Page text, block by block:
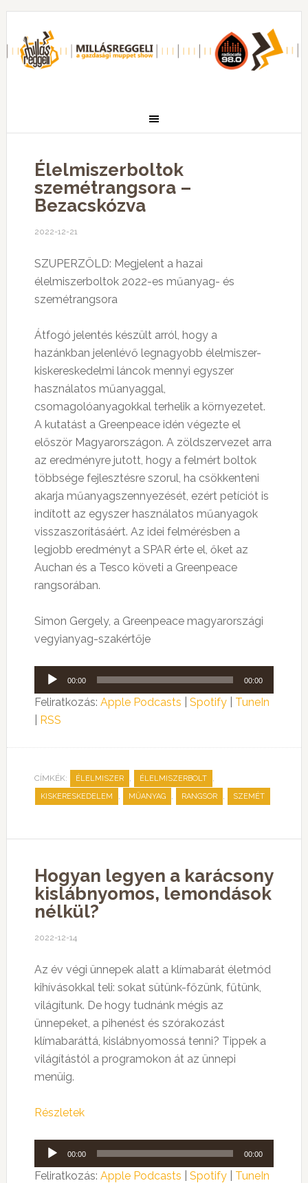
Élelmiszerboltok
szemétrangsora –
Bezacskózva
2022-12-21
SZUPERZÖLD: Megjelent a hazai
élelmiszerboltok 2022-es műanyag- és
szemétrangsora
Átfogó jelentés készült arról, hogy a
hazánkban jelenlévő legnagyobb élelmiszer-
kiskereskedelmi láncok mennyi egyszer
használatos műanyaggal,
csomagolóanyagokkal terhelik a környezetet.
A kutatást a Greenpeace idén végezte el
először Magyarországon. A zöldszervezet arra
az eredményre jutott, hogy a felmért boltok
többsége fejlesztésre szorul, ha csökkenteni
akarja műanyagszennyezését, ezért petíciót is
indított az egyszer használatos műanyagok
visszaszorításáért. Az idei felmérésben a
legjobb eredményt a SPAR érte el, őket az
Auchan és a Tesco követi a Greenpeace
rangsorában.
Simon Gergely, a Greenpeace magyarországi
vegyianyag-szakértője
Audió
lejátszó
00:00 00:00
Feliratkozás: Apple Podcasts Spotify| TuneIn
RSS
CÍMKÉK: ÉLELMISZER , ÉLELMISZERBOLT ,
KISKERESKEDELEM , MŰANYAG , RANGSOR , SZEMÉT
Hogyan legyen a karácsony
kislábnyomos, lemondások
nélkül?
2022-12-14
Az év végi ünnepek alatt a klímabarát életmód
kihívásokkal teli: sokat sütünk-főzünk, fűtünk,
világítunk. De hogy tudnánk mégis az
ünnepeket, a pihenést és szórakozást
klímabaráttá, kislábnyomossá tenni? Tippek a
világítástól a programokon át az ünnepi
menüig.
Részletek
Audió
lejátszó
00:00 00:00
Feliratkozás: Apple Podcasts Spotify| TuneIn